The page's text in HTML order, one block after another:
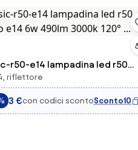
r50-e14 lampadina led r50
attacco e14 6w 490lm 3000k 120° ...
riflettore
3 €con codici scontoSconto10